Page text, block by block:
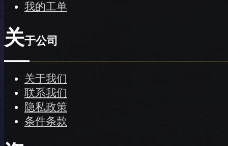
我的工单
关于公司
关于我们
联系我们
隐私政策
条件条款